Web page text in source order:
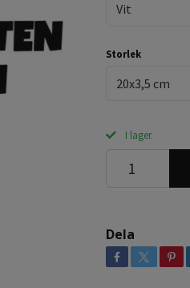
Vit
Storlek
20x3,5 cm
I lager.
Dela